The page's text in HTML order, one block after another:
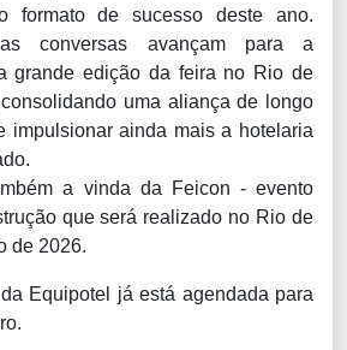
formato de sucesso deste ano.
as conversas avançam para a
grande edição da feira no Rio de
uma aliança de longo
impulsionar ainda mais a hotelaria
a vinda da Feicon - evento
que será realizado no Rio de
de 2026.
Equipotel já está agendada para